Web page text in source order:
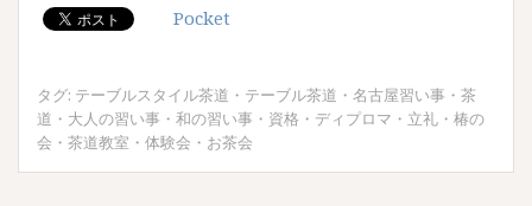
Pocket
タグ: テーブルスタイル茶道 ・ テーブル茶道 ・ 名古屋習い事 ・ 茶
道 ・ 大人の習い事 ・ 和の習い事 ・ 資格 ・ ディプロマ ・ 立礼 ・ 椿の
会 ・ 茶道教室 ・ 体験会 ・ お茶会